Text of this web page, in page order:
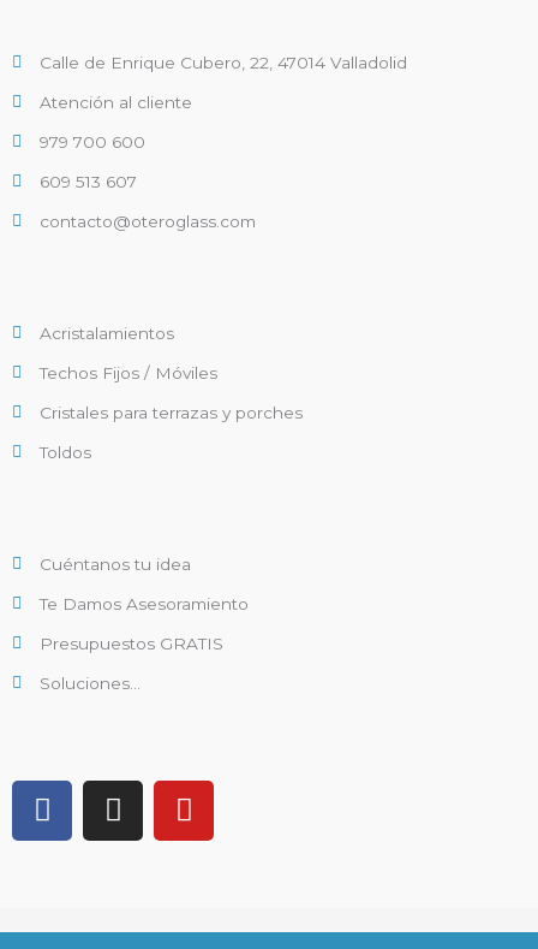
Calle de Enrique Cubero, 22, 47014 Valladolid
Atención al cliente
979 700 600
609 513 607
contacto@oteroglass.com
Acristalamientos
Techos Fijos / Móviles
Cristales para terrazas y porches
Toldos
Cuéntanos tu idea
Te Damos Asesoramiento
Presupuestos GRATIS
Soluciones...
F
a
I
n
Y
o